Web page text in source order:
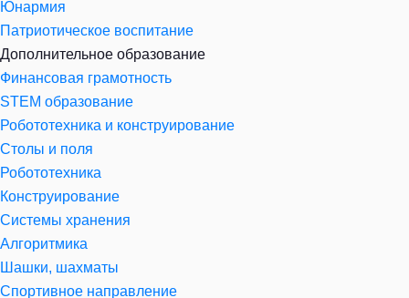
Юнармия
Патриотическое воспитание
Дополнительное образование
Финансовая грамотность
STEM образование
Робототехника и конструирование
Столы и поля
Робототехника
Конструирование
Системы хранения
Алгоритмика
Шашки, шахматы
Спортивное направление